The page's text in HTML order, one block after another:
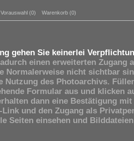
Vorauswahl (0) Warenkorb (0)
gehen Sie keinerlei
einen erweiterten Zugang
Normalerweise nicht sichtbar
Nutzung des Photoarchivs.
Formular aus und klicken
dann eine Bestätigung mit
und den Zugang als
Seiten einsehen und Bilddateien